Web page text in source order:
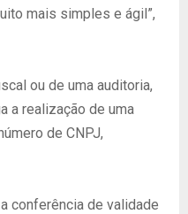
mais simples e ágil”,
ou de uma auditoria,
a realização de uma
de CNPJ,
conferência de validade